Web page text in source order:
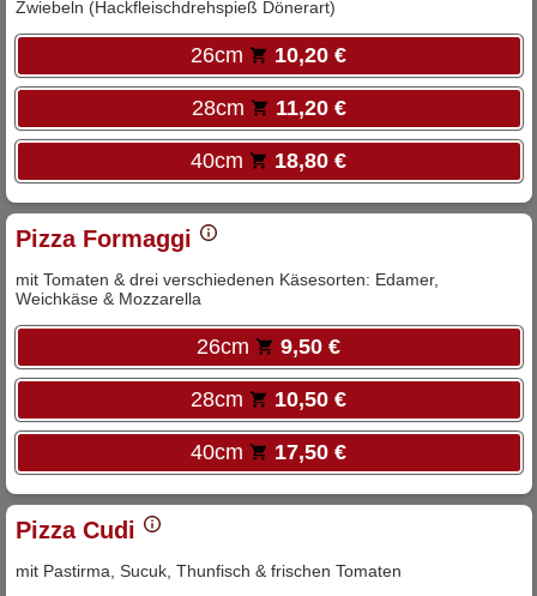
Zwiebeln (Hackfleischdrehspieß Dönerart)
26cm 10,20 €
28cm 11,20 €
40cm 18,80 €
Pizza Formaggi
mit Tomaten & drei verschiedenen Käsesorten: Edamer,
Weichkäse & Mozzarella
26cm 9,50 €
28cm 10,50 €
40cm 17,50 €
Pizza Cudi
mit Pastirma, Sucuk, Thunfisch & frischen Tomaten